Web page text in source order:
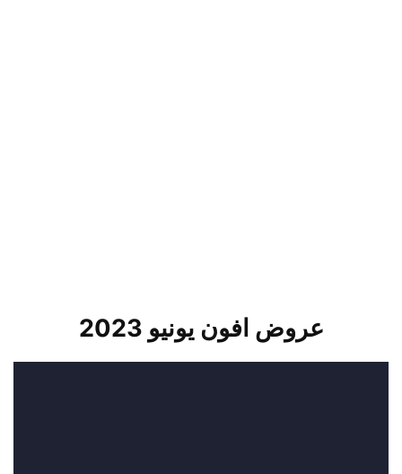
عروض افون يونيو 2023